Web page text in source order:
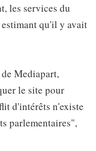
les services du
qu'il y avait
Mediapart,
le site pour
d'intérêts n'existe
parlementaires",